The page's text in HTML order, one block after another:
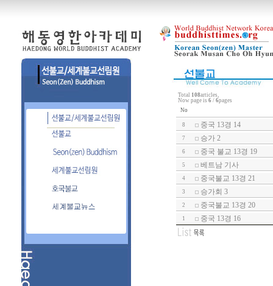
Total 108articles,
Now page is 6 / 6pages
No
8 중국 13경 14
7 승가 2
6 중국 불교 13경 19
5 베트남 기사
4 중국불교 13경 21
3 승가회 3
2 중국불교 13경 20
1 중국 13경 16